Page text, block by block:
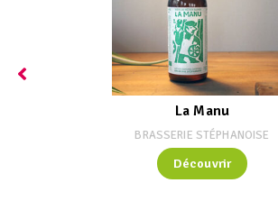
La Manu
BRASSERIE STÉPHANOISE
Découvrir